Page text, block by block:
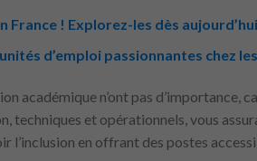
France ! Explorez-les dès aujourd’hui
d’emploi passionnantes chez
académique n’ont pas d’importance,
techniques et opérationnels, vous
l’inclusion en offrant des postes